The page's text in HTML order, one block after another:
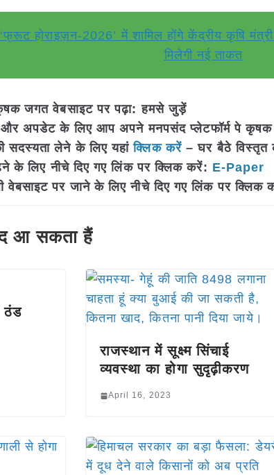
होराइज़न-2026’ में शामिल होंगे केंद्रीय कृषि मंत्री
मिलेगी नई ताकत
जगत वेबसाइट पर पढ़ा: हमसे जुड़ें
और अपडेट के लिए आप अपने मनपसंद प्लेटफॉर्म पे
लेने के लिए यहांक्लिक करें– घर बैठे विस्तृत
लिए नीचे दिए गए लिंक पर क्लिक करें: E-Paper
पर जाने के लिए नीचे दिए गए लिंक पर क्लिक
आ सकता हैं
ठंड
राजस्थान में सूक्ष्म सिंचाई
व्यवस्था का होगा सुदृढ़ीकरण
April 16, 2023